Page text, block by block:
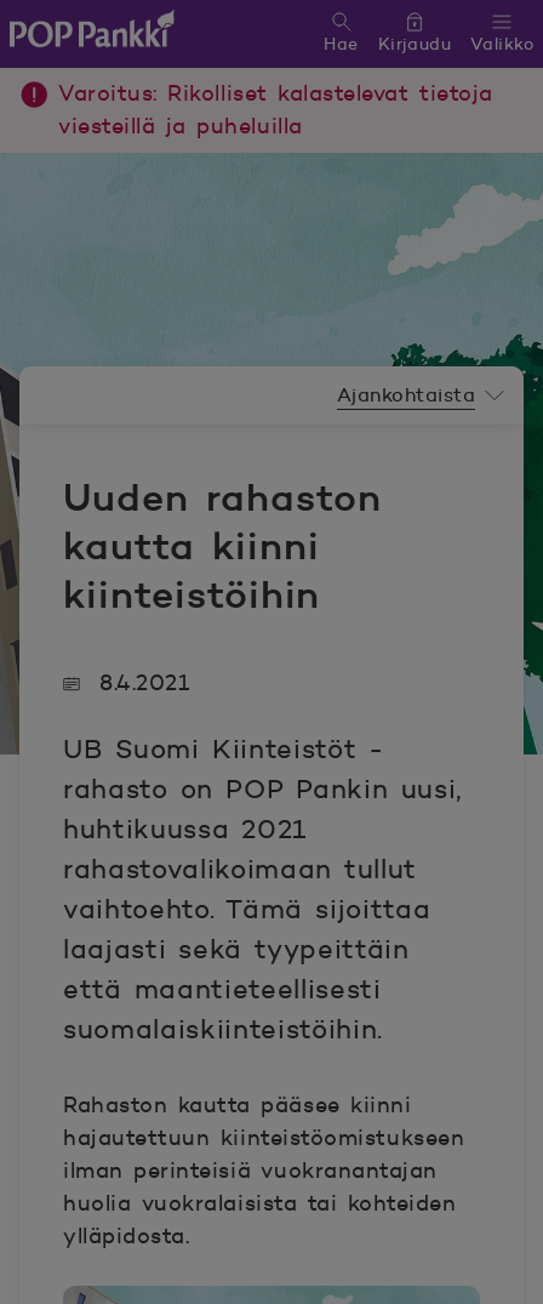
POP Pankki, etusivulle
Valikko
Hae Kirjaudu
Varoitus: Rikolliset kalastelevat tietoja
viesteillä ja puheluilla
Uuden rahaston
kautta kiinni
kiinteistöihin
Ajankohtaista
8.4.2021
UB Suomi Kiinteistöt -
rahasto on POP Pankin uusi,
huhtikuussa 2021
rahastovalikoimaan tullut
vaihtoehto. Tämä sijoittaa
laajasti sekä tyypeittäin
että maantieteellisesti
suomalaiskiinteistöihin.
Rahaston kautta pääsee kiinni
hajautettuun kiinteistöomistukseen
ilman perinteisiä vuokranantajan
huolia vuokralaisista tai kohteiden
ylläpidosta.